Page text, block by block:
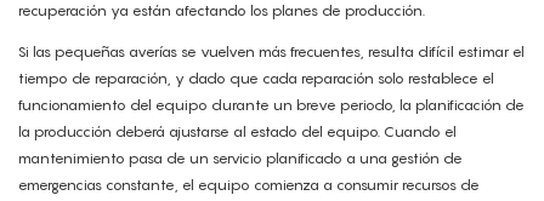
recuperación ya están afectando los planes de producción.
Si las pequeñas averías se vuelven más frecuentes, resulta difícil estimar el
tiempo de reparación, y dado que cada reparación solo restablece el
funcionamiento del equipo durante un breve periodo, la planificación de
la producción deberá ajustarse al estado del equipo. Cuando el
mantenimiento pasa de un servicio planificado a una gestión de
emergencias constante, el equipo comienza a consumir recursos de